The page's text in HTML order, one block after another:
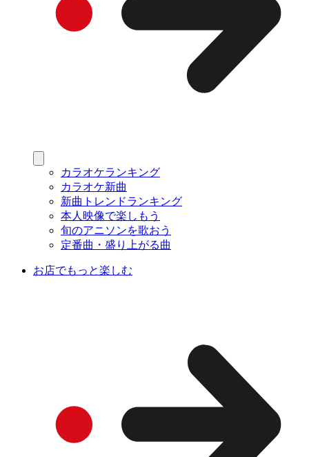
カラオケランキング
カラオケ新曲
新曲トレンドランキング
本人映像で楽しもう
旬のアニソンを歌おう
定番曲・盛り上がる曲
お店でもっと楽しむ